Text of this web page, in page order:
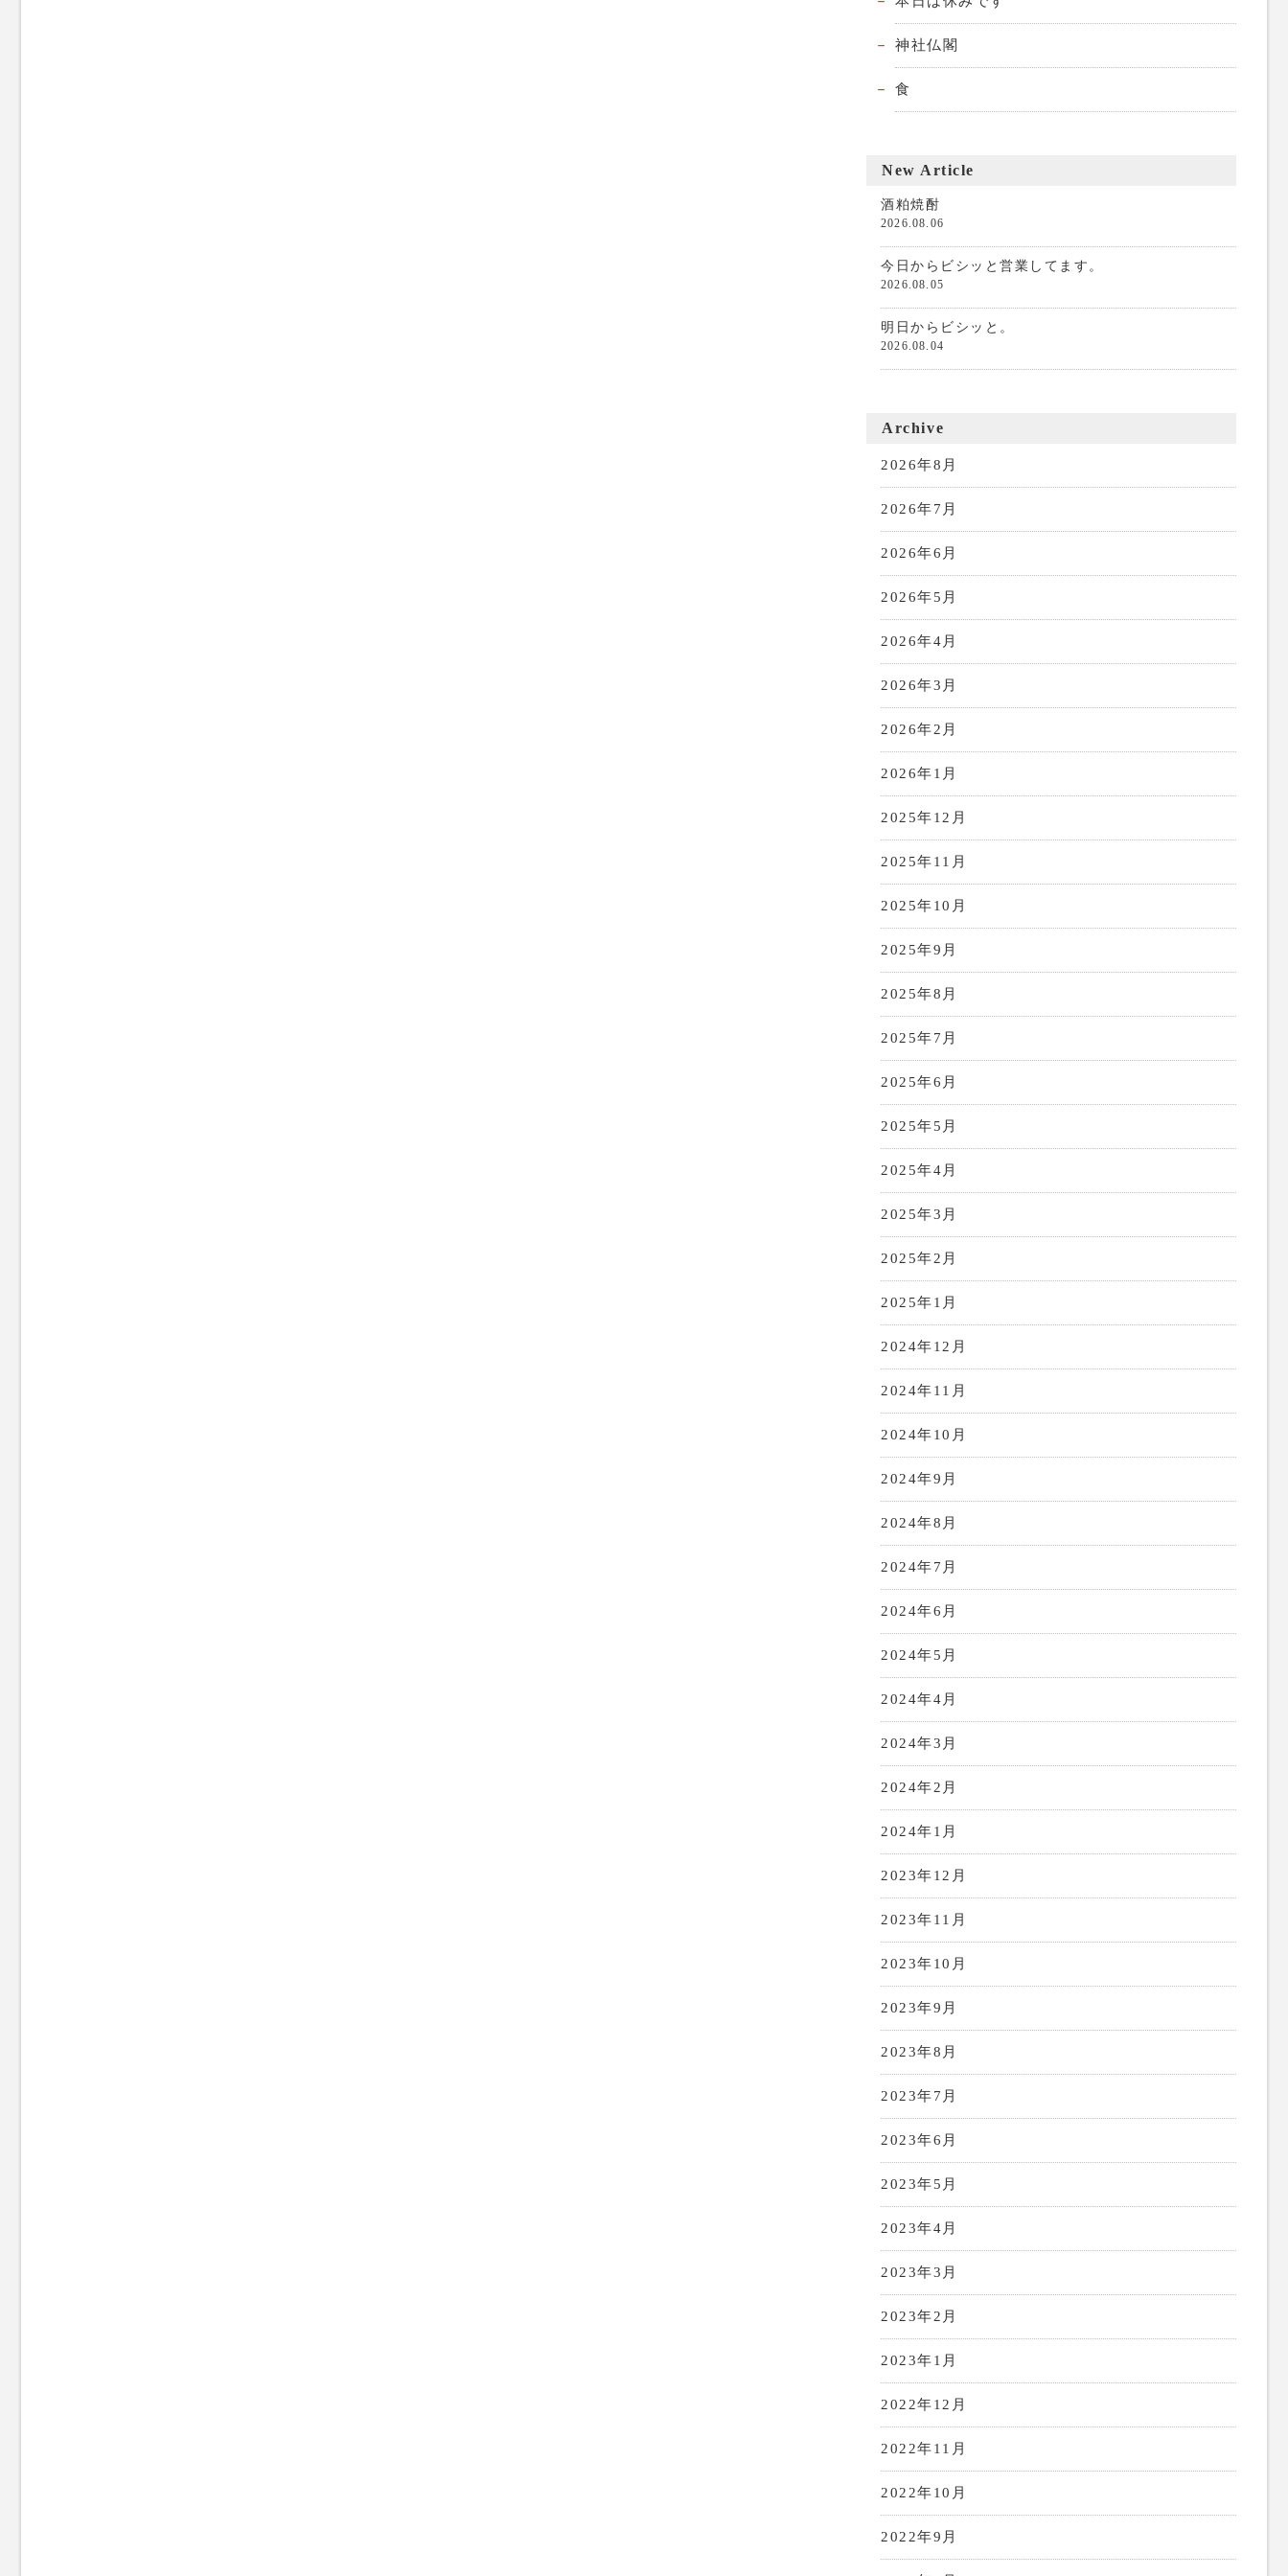
神社仏閣
食
New Article
酒粕焼酎
2026.08.06
今日からビシッと営業してます。
2026.08.05
明日からビシッと。
2026.08.04
Archive
2026年8月
2026年7月
2026年6月
2026年5月
2026年4月
2026年3月
2026年2月
2026年1月
2025年12月
2025年11月
2025年10月
2025年9月
2025年8月
2025年7月
2025年6月
2025年5月
2025年4月
2025年3月
2025年2月
2025年1月
2024年12月
2024年11月
2024年10月
2024年9月
2024年8月
2024年7月
2024年6月
2024年5月
2024年4月
2024年3月
2024年2月
2024年1月
2023年12月
2023年11月
2023年10月
2023年9月
2023年8月
2023年7月
2023年6月
2023年5月
2023年4月
2023年3月
2023年2月
2023年1月
2022年12月
2022年11月
2022年10月
2022年9月